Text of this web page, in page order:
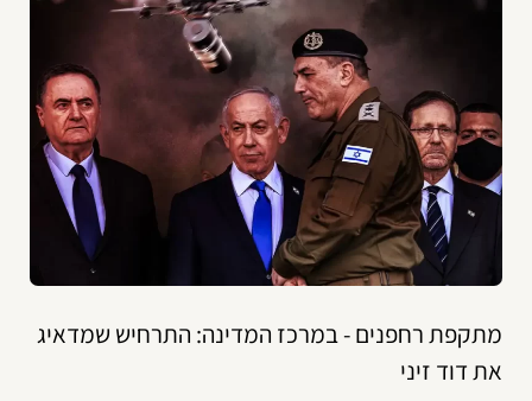
מתקפת רחפנים - במרכז המדינה: התרחיש שמדאיג
את דוד זיני